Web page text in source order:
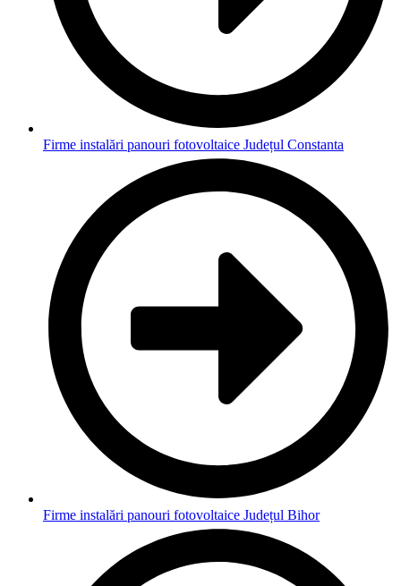
Firme instalări panouri fotovoltaice Județul Constanta
Firme instalări panouri fotovoltaice Județul Bihor